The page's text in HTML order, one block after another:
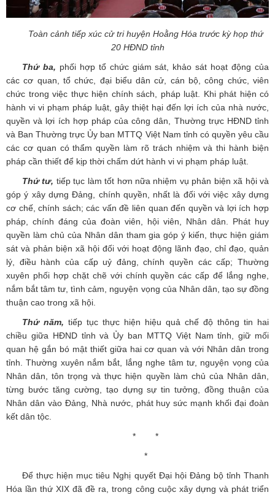
Toàn cảnh tiếp xúc cử tri huyện Hoằng Hóa trước kỳ họp thứ
20 HĐND tỉnh
Thứ ba, phối hợp tổ chức giám sát, khảo sát hoạt động của
các cơ quan, tổ chức, đại biểu dân cử, cán bộ, công chức, viên
chức trong việc thực hiện chính sách, pháp luật. Khi phát hiện có
hành vi vi phạm pháp luật, gây thiệt hại đến lợi ích của nhà nước,
quyền và lợi ích hợp pháp của công dân, Thường trực HĐND tỉnh
và Ban Thường trực Ủy ban MTTQ Việt Nam tỉnh có quyền yêu cầu
các cơ quan có thẩm quyền làm rõ trách nhiệm và thi hành biện
pháp cần thiết để kịp thời chấm dứt hành vi vi phạm pháp luật.
Thứ tư, tiếp tục làm tốt hơn nữa nhiệm vụ phản biện xã hội và
góp ý xây dựng Đảng, chính quyền, nhất là đối với việc xây dựng
cơ chế, chính sách; các vấn đề liên quan đến quyền và lợi ích hợp
pháp, chính đáng của đoàn viên, hội viên, Nhân dân. Phát huy
quyền làm chủ của Nhân dân tham gia góp ý kiến, thực hiện giám
sát và phản biện xã hội đối với hoạt động lãnh đạo, chỉ đạo, quản
lý, điều hành của cấp uỷ đảng, chính quyền các cấp; Thường
xuyên phối hợp chặt chẽ với chính quyền các cấp để lắng nghe,
nắm bắt tâm tư, tình cảm, nguyện vọng của Nhân dân, tạo sự đồng
thuận cao trong xã hội.
Thứ năm, tiếp tục thực hiện hiệu quả chế độ thông tin hai
chiều giữa HĐND tỉnh và Ủy ban MTTQ Việt Nam tỉnh, giữ mối
quan hệ gắn bó mật thiết giữa hai cơ quan và với Nhân dân trong
tỉnh. Thường xuyên nắm bắt, lắng nghe tâm tư, nguyện vọng của
Nhân dân, tôn trọng và thực hiện quyền làm chủ của Nhân dân,
từng bước tăng cường, tạo dựng sự tin tưởng, đồng thuận của
Nhân dân vào Đảng, Nhà nước, phát huy sức mạnh khối đại đoàn
kết dân tộc.
* *
*
Để thực hiện mục tiêu Nghị quyết Đại hội Đảng bộ tỉnh Thanh
Hóa lần thứ XIX đã đề ra, trong công cuộc xây dựng và phát triển